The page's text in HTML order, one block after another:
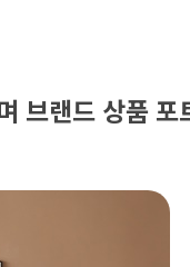
브랜드 상품 포